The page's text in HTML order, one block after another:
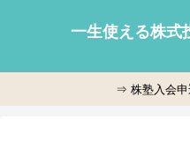
一生使える株式
⇒ 株塾入会申